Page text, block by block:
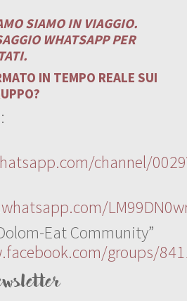
SIAMO IN VIAGGIO.
WHATSAPP PER
IN TEMPO REALE SUI
channel/
Eat Community”
groups/